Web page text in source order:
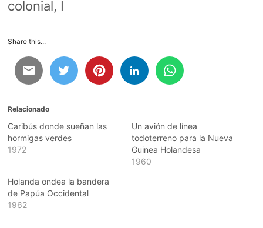
colonial, I
Share this...
Relacionado
Caribús donde sueñan las
hormigas verdes
1972
Un avión de línea
todoterreno para la Nueva
Guinea Holandesa
1960
Holanda ondea la bandera
de Papúa Occidental
1962